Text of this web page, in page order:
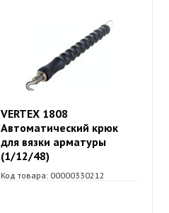
VERTEX 1808
Автоматический крюк
для вязки арматуры
(1/12/48)
Код товара: 00000330212